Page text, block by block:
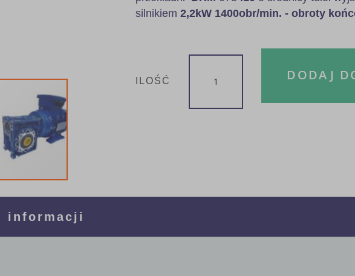
silnikiem 2,2kW 1400obr/min. - obroty
ILOŚĆ DODAJ
informacji